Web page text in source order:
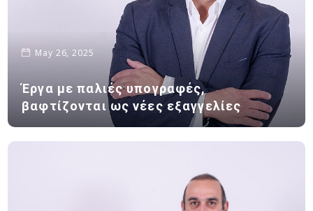
May 26, 2025
Έργα με παλιές υπογραφές,
βαφτίζονται ως νέες εξαγγελίες